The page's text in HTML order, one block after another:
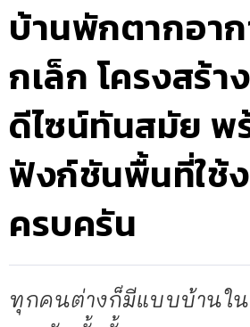
บ้านพักตากอา
กเล็ก โครงสร้า
ดีไซน์ทันสมัย พ
ฟังก์ชันพื้นที่ใช้
ครบครัน
ทุกคนต่างก็มีแบบบ้านใ